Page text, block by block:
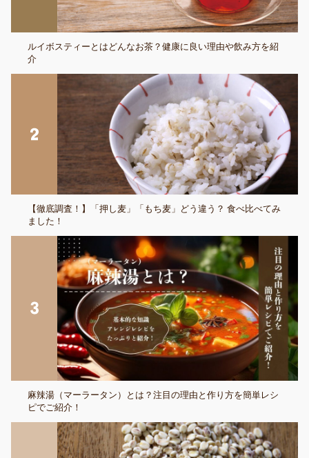
ルイボスティーとはどんなお茶？健康に良い理由や飲み方を紹
介
【徹底調査！】「押し麦」「もち麦」どう違う？ 食べ比べてみ
ました！
麻辣湯（マーラータン）とは？注目の理由と作り方を簡単レシ
ピでご紹介！